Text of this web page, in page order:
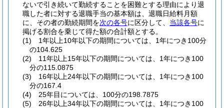
ないで引き続いて勤続することを困難とする理由により退
職した者に対する退職手当の基本額は、退職日給料月額
に、その者の勤続期間を次の各号に区分して、 当該各号に
掲げる割合を乗じて得た額の合計額とする。
(1)
1年以上10年以下の期間については、1年につき100分
の104.625
(2)
11年以上15年以下の期間については、1年につき100
分の115.0875
(3)
16年以上24年以下の期間については、1年につき100
分の167.4
(4)
25年目については、100分の198.7875
(5)
26年以上34年以下の期間については、1年につき100